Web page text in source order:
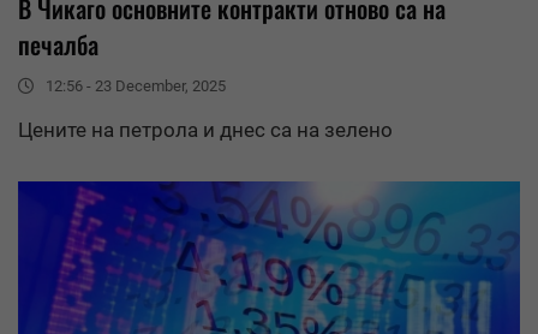
В Чикаго основните контракти отново са на
печалба
12:56 - 23 December, 2025
Цените на петрола и днес са на зелено